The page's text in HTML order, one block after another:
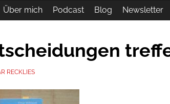
Über mich Podcast Blog Newsletter
RECKLIES